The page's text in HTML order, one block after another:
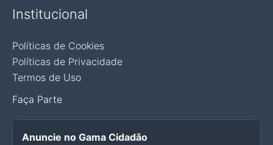
Institucional
Políticas de Cookies
Políticas de Privacidade
Termos de Uso
Faça Parte
Anuncie no Gama Cidadão